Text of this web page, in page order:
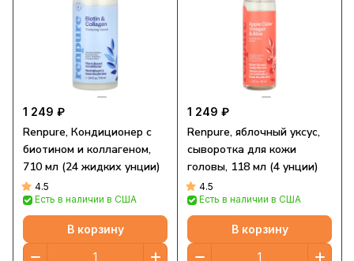
1 249 ₽
Renpure, Кондиционер с
биотином и коллагеном,
710 мл (24 жидких унции)
4.5
Есть в наличии в США
В корзину
1 249 ₽
Renpure, яблочный уксус,
сыворотка для кожи
головы, 118 мл (4 унции)
4.5
Есть в наличии в США
В корзину